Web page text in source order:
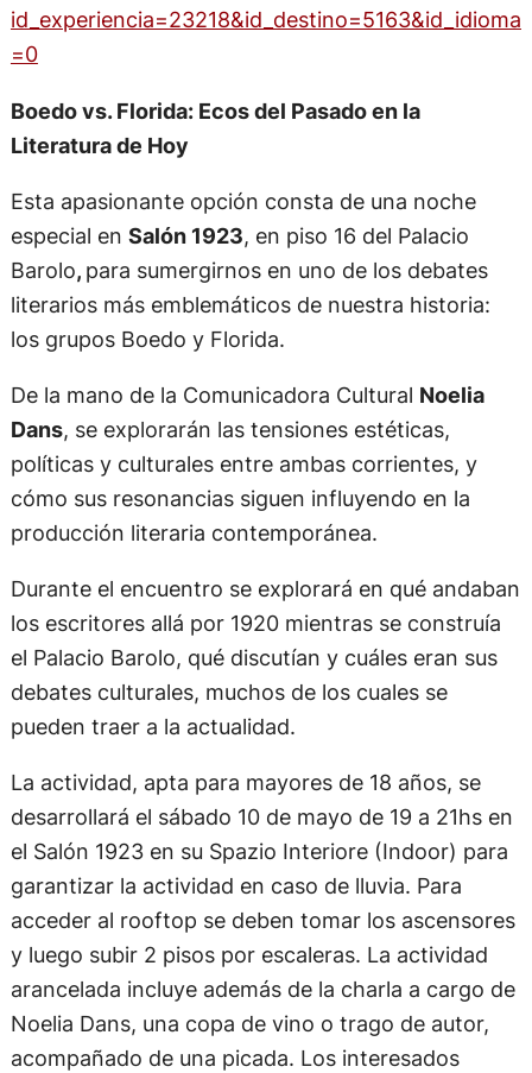
id_experiencia=23218&id_destino=5163&id_idioma
=0
Boedo vs. Florida: Ecos del Pasado en la
Literatura de Hoy
Esta apasionante opción consta de una noche
especial en Salón 1923, en piso 16 del Palacio
Barolo, para sumergirnos en uno de los debates
literarios más emblemáticos de nuestra historia:
los grupos Boedo y Florida.
De la mano de la Comunicadora Cultural Noelia
Dans, se explorarán las tensiones estéticas,
políticas y culturales entre ambas corrientes, y
cómo sus resonancias siguen influyendo en la
producción literaria contemporánea.
Durante el encuentro se explorará en qué andaban
los escritores allá por 1920 mientras se construía
el Palacio Barolo, qué discutían y cuáles eran sus
debates culturales, muchos de los cuales se
pueden traer a la actualidad.
La actividad, apta para mayores de 18 años, se
desarrollará el sábado 10 de mayo de 19 a 21hs en
el Salón 1923 en su Spazio Interiore (Indoor) para
garantizar la actividad en caso de lluvia. Para
acceder al rooftop se deben tomar los ascensores
y luego subir 2 pisos por escaleras. La actividad
arancelada incluye además de la charla a cargo de
Noelia Dans, una copa de vino o trago de autor,
acompañado de una picada. Los interesados